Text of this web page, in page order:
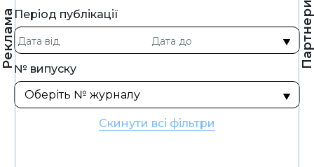
Реклама Партнери
Період публікації
№ випуску
Скинути всі фільтри